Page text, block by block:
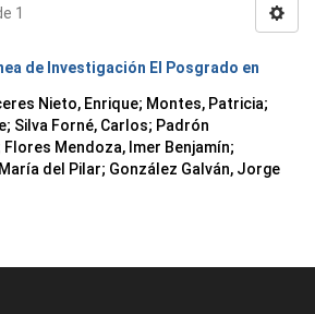
1
de Investigación El Posgrado en
Nieto, Enrique; Montes, Patricia;
; Silva Forné, Carlos; Padrón
Flores Mendoza, Imer Benjamín;
del Pilar; González Galván, Jorge